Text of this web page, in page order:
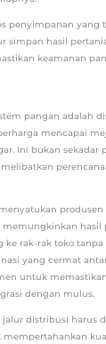
penyimpanan yang
simpan hasil
keamanan
pangan adalah
mencapai
Ini bukan sekadar
produsen
memungkinkan hasil
ke rak-rak toko
yang cermat
untuk
dengan mulus.
distribusi harus